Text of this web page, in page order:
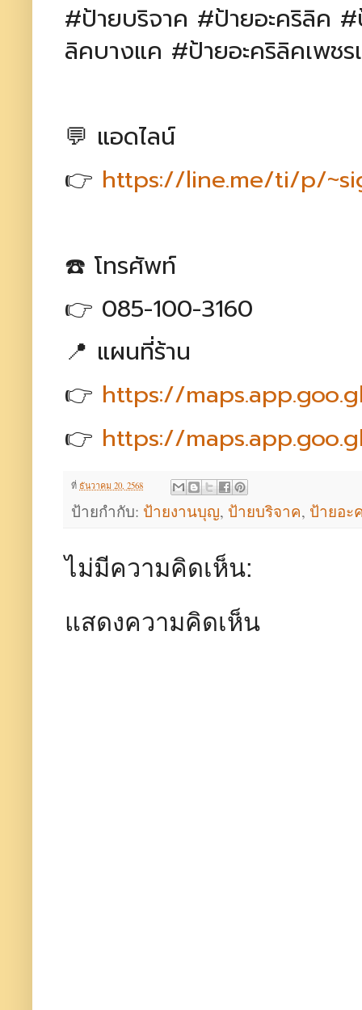
#ป้ายบริจาค #ป้ายอะคริลิค
ลิคบางแค #ป้ายอะคริลิคเพชร
💬 แอดไลน์
👉 https://line.me/ti/p/
☎️ โทรศัพท์
👉 085-100-3160
📍 แผนที่ร้าน
👉 https://
👉 https://
ที่ ธันวาคม 20, 2568
ป้ายกำกับ: ป้ายงานบุญ, ป้ายบริจาค, ป้ายอะ
ไม่มีความคิดเห็น:
แสดงความคิดเห็น